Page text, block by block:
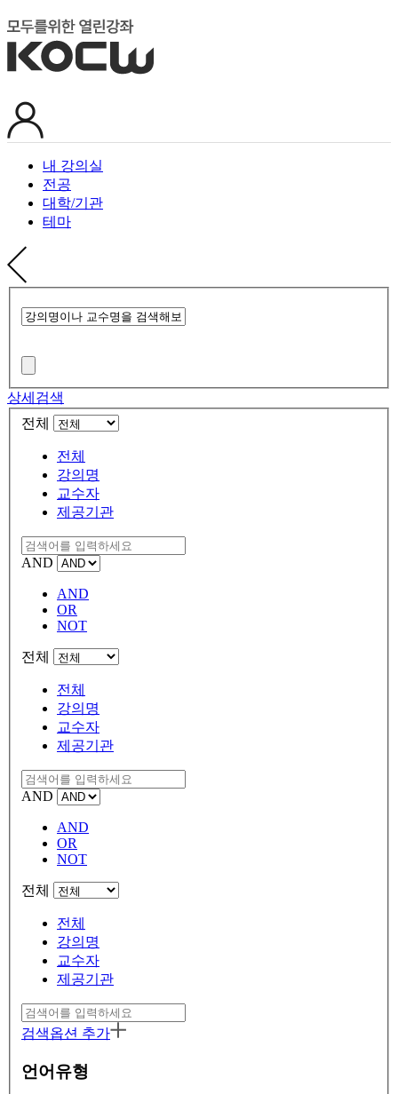
내 강의실
전공
대학/기관
테마
상세검색
전체
전체
강의명
교수자
제공기관
AND
AND
OR
NOT
전체
전체
강의명
교수자
제공기관
AND
AND
OR
NOT
전체
전체
강의명
교수자
제공기관
검색옵션 추가
언어유형